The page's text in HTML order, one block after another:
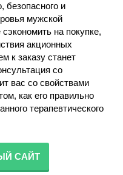
безопасного и
мужской
на покупке,
акционных
к заказу станет
со
вас со свойствами
как его правильно
терапевтического
САЙТ